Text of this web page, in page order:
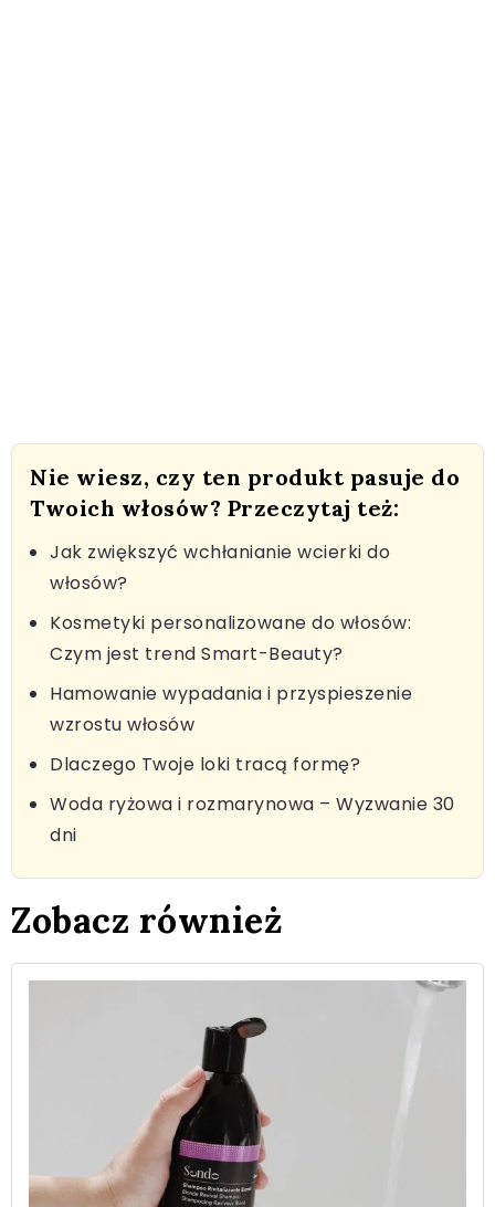
Nie wiesz, czy ten produkt pasuje do
Twoich włosów? Przeczytaj też:
Jak zwiększyć wchłanianie wcierki do
włosów?
Kosmetyki personalizowane do włosów:
Czym jest trend Smart-Beauty?
Hamowanie wypadania i przyspieszenie
wzrostu włosów
Dlaczego Twoje loki tracą formę?
Woda ryżowa i rozmarynowa – Wyzwanie 30
dni
Zobacz również